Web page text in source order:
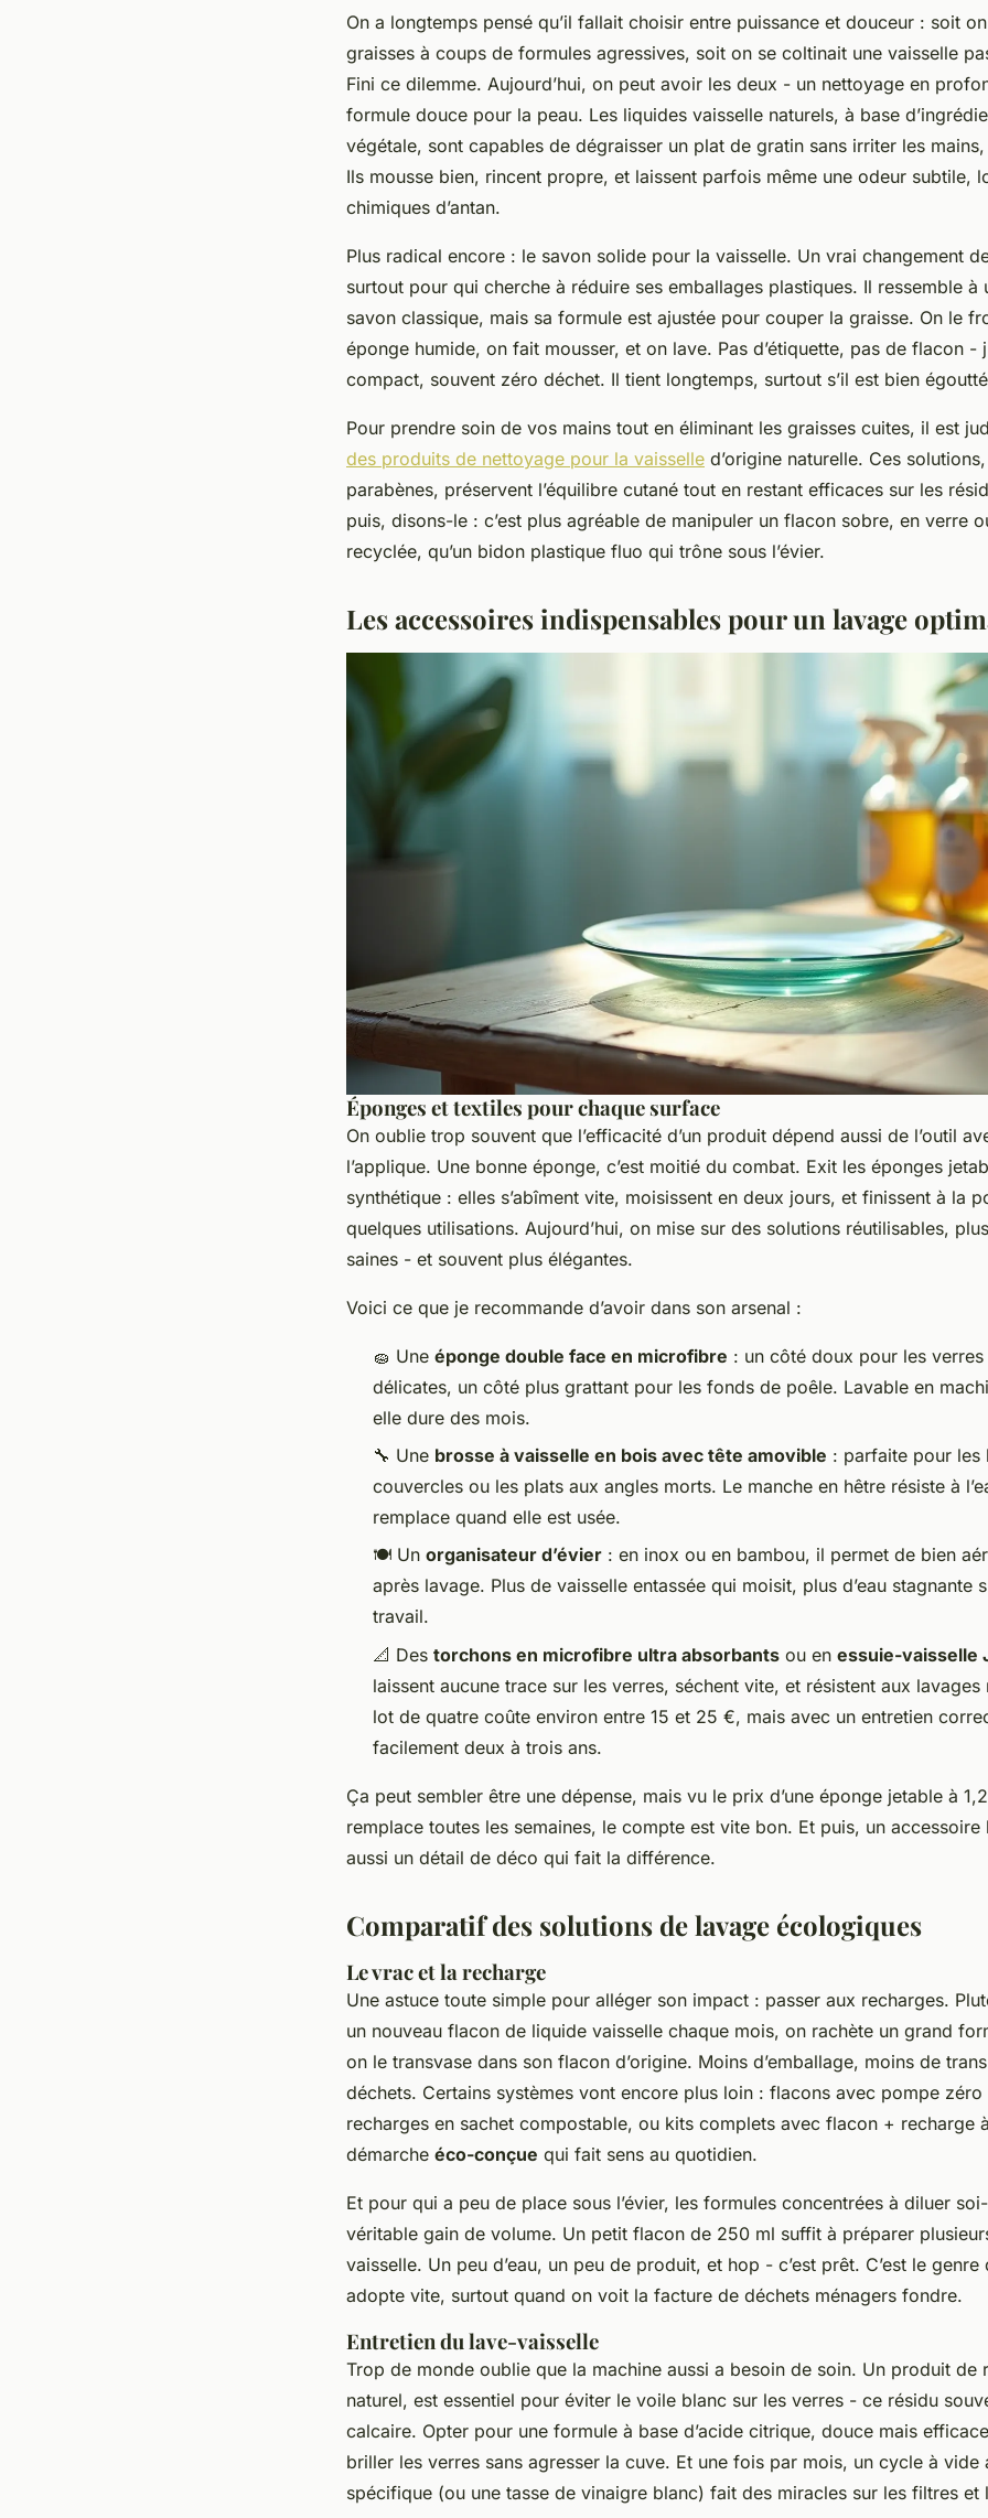
On a longtemps pensé qu’il fallait choisir entre puissance et douceur : soit
graisses à coups de formules agressives, soit on se coltinait une vaisselle
Fini ce dilemme. Aujourd’hui, on peut avoir les deux - un nettoyage en
formule douce pour la peau. Les liquides vaisselle naturels, à base
végétale, sont capables de dégraisser un plat de gratin sans irriter les
Ils mousse bien, rincent propre, et laissent parfois même une odeur subtile,
chimiques d’antan.
Plus radical encore : le savon solide pour la vaisselle. Un vrai changement
surtout pour qui cherche à réduire ses emballages plastiques. Il ressemble à
savon classique, mais sa formule est ajustée pour couper la graisse. On le
éponge humide, on fait mousser, et on lave. Pas d’étiquette, pas de flacon -
compact, souvent zéro déchet. Il tient longtemps, surtout s’il est bien
Pour prendre soin de vos mains tout en éliminant les graisses cuites, il est
des produits de nettoyage pour la vaisselle d’origine naturelle. Ces
parabènes, préservent l’équilibre cutané tout en restant efficaces sur les
puis, disons-le : c’est plus agréable de manipuler un flacon sobre, en verre
recyclée, qu’un bidon plastique fluo qui trône sous l’évier.
Les accessoires indispensables pour un lavage
Éponges et textiles pour chaque surface
On oublie trop souvent que l’efficacité d’un produit dépend aussi de l’outil
l’applique. Une bonne éponge, c’est moitié du combat. Exit les éponges
synthétique : elles s’abîment vite, moisissent en deux jours, et finissent à la
quelques utilisations. Aujourd’hui, on mise sur des solutions réutilisables,
saines - et souvent plus élégantes.
Voici ce que je recommande d’avoir dans son arsenal :
🧽 Une éponge double face en microfibre : un côté doux pour les
délicates, un côté plus grattant pour les fonds de poêle. Lavable en
elle dure des mois.
🔧 Une brosse à vaisselle en bois avec tête amovible : parfaite pour les
couvercles ou les plats aux angles morts. Le manche en hêtre résiste à
remplace quand elle est usée.
🍽️ Un organisateur d’évier : en inox ou en bambou, il permet de bien
après lavage. Plus de vaisselle entassée qui moisit, plus d’eau stagnante
travail.
📐 Des torchons en microfibre ultra absorbants ou en essuie-vaisselle
laissent aucune trace sur les verres, séchent vite, et résistent aux
lot de quatre coûte environ entre 15 et 25 €, mais avec un entretien
facilement deux à trois ans.
Ça peut sembler être une dépense, mais vu le prix d’une éponge jetable à
remplace toutes les semaines, le compte est vite bon. Et puis, un accessoire
aussi un détail de déco qui fait la différence.
Comparatif des solutions de lavage écologiques
Le vrac et la recharge
Une astuce toute simple pour alléger son impact : passer aux recharges.
un nouveau flacon de liquide vaisselle chaque mois, on rachète un grand
on le transvase dans son flacon d’origine. Moins d’emballage, moins de
déchets. Certains systèmes vont encore plus loin : flacons avec pompe
recharges en sachet compostable, ou kits complets avec flacon + recharge
démarche éco-conçue qui fait sens au quotidien.
Et pour qui a peu de place sous l’évier, les formules concentrées à diluer
véritable gain de volume. Un petit flacon de 250 ml suffit à préparer
vaisselle. Un peu d’eau, un peu de produit, et hop - c’est prêt. C’est le genre
adopte vite, surtout quand on voit la facture de déchets ménagers fondre.
Entretien du lave-vaisselle
Trop de monde oublie que la machine aussi a besoin de soin. Un produit de
naturel, est essentiel pour éviter le voile blanc sur les verres - ce résidu
calcaire. Opter pour une formule à base d’acide citrique, douce mais
briller les verres sans agresser la cuve. Et une fois par mois, un cycle à vide
spécifique (ou une tasse de vinaigre blanc) fait des miracles sur les filtres et